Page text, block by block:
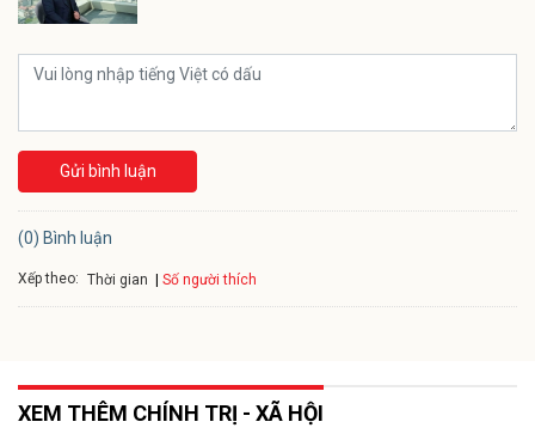
Gửi bình luận
(0) Bình luận
Xếp theo: Thời gian Số người thích
XEM THÊM CHÍNH TRỊ - XÃ HỘI